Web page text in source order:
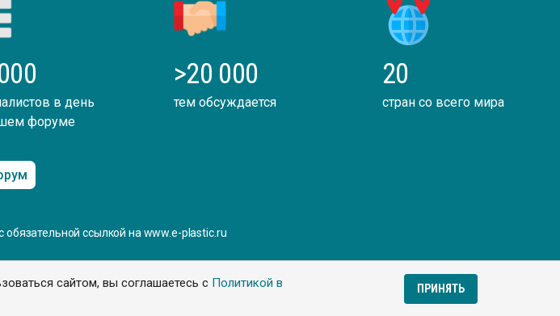
сайтом, вы соглашаетесь с Политикой в
ПРИНЯТЬ
в день
форуме
>20 000
тем обсуждается
20
стран со всего мира
ссылкой на www.e-plastic.ru